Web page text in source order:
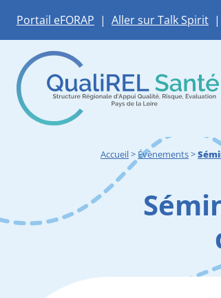
Portail eFORAP | Aller sur Talk Spirit |
Accueil> Évènements>